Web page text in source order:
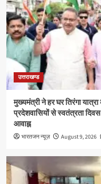
उत्तराखण्ड
मुख्यमंत्री ने हर घर तिरंगा
प्रदेशवासियों से स्वतंत्रता
आवाह्न
भारतजन न्यूज़ August 9, 2026